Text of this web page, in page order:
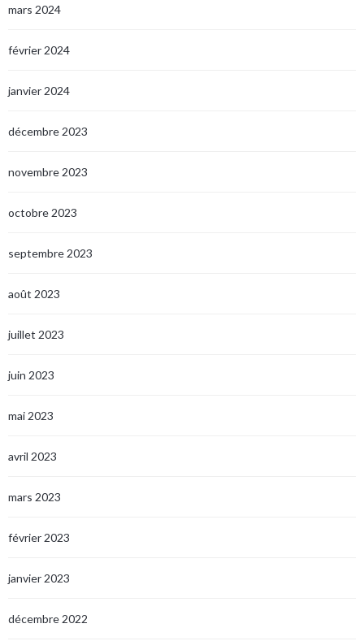
mars 2024
février 2024
janvier 2024
décembre 2023
novembre 2023
octobre 2023
septembre 2023
août 2023
juillet 2023
juin 2023
mai 2023
avril 2023
mars 2023
février 2023
janvier 2023
décembre 2022